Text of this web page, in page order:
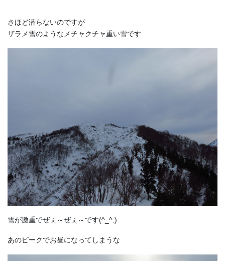
さほど潜らないのですが
ザラメ雪のようなメチャクチャ重い雪です
雪が激重でぜぇ～ぜぇ～です(^_^;)
あのピークでお昼になってしまうな